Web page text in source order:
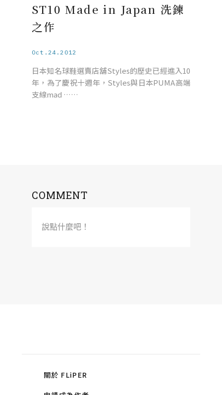
ST10 Made in Japan 洗鍊
之作
Oct.24.2012
日本知名球鞋選賣店舖Styles的歷史已經進入10
年，為了慶祝十週年，Styles與日本PUMA高端
支線mad ……
COMMENT
說點什麼吧！
關於 FLiPER